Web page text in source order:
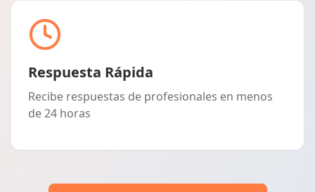
Respuesta Rápida
Recibe respuestas de profesionales en menos
de 24 horas